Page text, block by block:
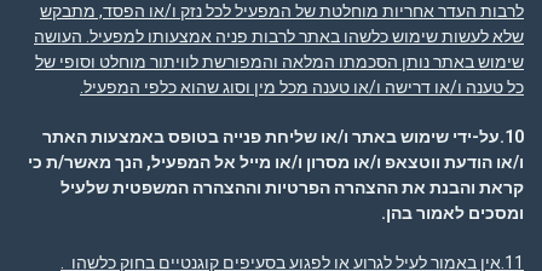
לרבות העדר אחריות מוחלטת של המפעיל לכל נזק ו/או הפסד, מתבקש
שלא לעשות שימוש כלשהו באתר לרבות פניה אמצעותו למפעיל. העושה
שימוש באתר נותן הסכמתו המלאה והמפורשת לוויתור מוחלט וסופי של
כל טענה ו/או דרישה ו/או טענה מכל מין וסוג שהוא כלפי המפעיל.
10.על-ידי שימוש באתר ו/או שליחת פנייה בטופס באמצעות האתר
ו/או הודעת ווטצאפ ו/או מסרון ו/או מייל אל המפעיל, הנך מאשר/ת כי
קראת והבנת את ההצהרה הפרטיות וההצהרה המשפטית שלעיל
ומסכים לאמור בהן.
11.אין באמור לעיל לגרוע או לפגוע בסעיפים קוגנטיים בחוק כלשהו .